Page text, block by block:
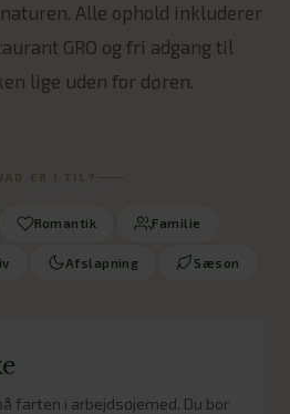
Alle ophold inkluderer
GRO og fri adgang til
lige uden for døren.
ER I TIL?
Romantik Familie
Afslapning Sæson
farten i arbejdsøjemed. Du bor